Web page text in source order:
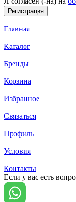
Главная
Каталог
Бренды
Корзина
Избранное
Связаться
Профиль
Условия
Контакты
Если у вас есть